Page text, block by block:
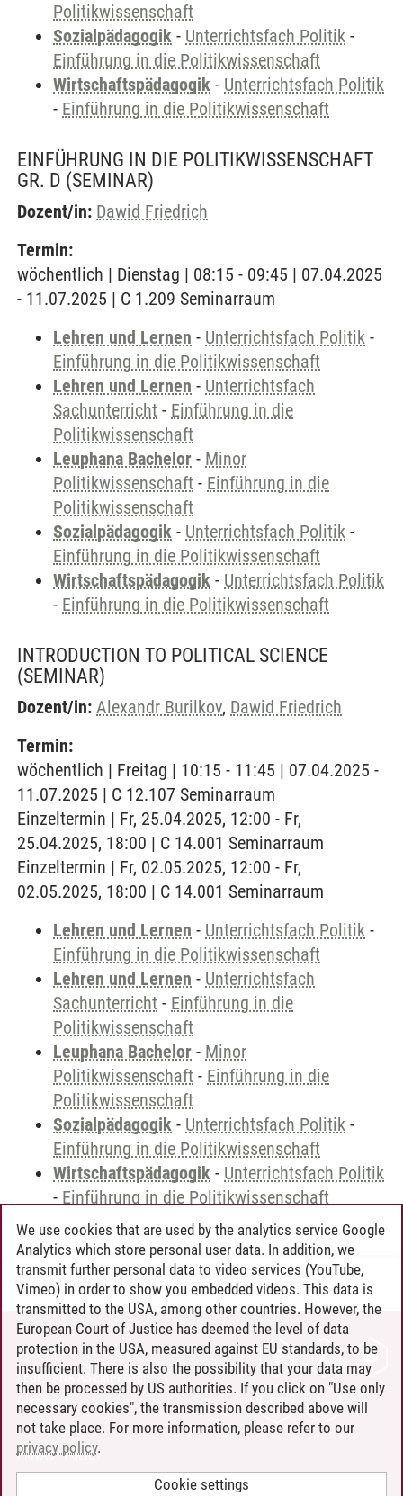
Politikwissenschaft
Sozialpädagogik - Unterrichtsfach Politik -
Einführung in die Politikwissenschaft
Wirtschaftspädagogik - Unterrichtsfach Politik
- Einführung in die Politikwissenschaft
EINFÜHRUNG IN DIE POLITIKWISSENSCHAFT
GR. D (SEMINAR)
Dozent/in: Dawid Friedrich
Termin:
wöchentlich | Dienstag | 08:15 - 09:45 | 07.04.2025
- 11.07.2025 | C 1.209 Seminarraum
Lehren und Lernen - Unterrichtsfach Politik -
Einführung in die Politikwissenschaft
Lehren und Lernen - Unterrichtsfach
Sachunterricht - Einführung in die
Politikwissenschaft
Leuphana Bachelor - Minor
Politikwissenschaft - Einführung in die
Politikwissenschaft
Sozialpädagogik - Unterrichtsfach Politik -
Einführung in die Politikwissenschaft
Wirtschaftspädagogik - Unterrichtsfach Politik
- Einführung in die Politikwissenschaft
INTRODUCTION TO POLITICAL SCIENCE
(SEMINAR)
Dozent/in: Alexandr Burilkov, Dawid Friedrich
Termin:
wöchentlich | Freitag | 10:15 - 11:45 | 07.04.2025 -
11.07.2025 | C 12.107 Seminarraum
Einzeltermin | Fr, 25.04.2025, 12:00 - Fr,
25.04.2025, 18:00 | C 14.001 Seminarraum
Einzeltermin | Fr, 02.05.2025, 12:00 - Fr,
02.05.2025, 18:00 | C 14.001 Seminarraum
Lehren und Lernen - Unterrichtsfach Politik -
Einführung in die Politikwissenschaft
Lehren und Lernen - Unterrichtsfach
Sachunterricht - Einführung in die
Politikwissenschaft
Leuphana Bachelor - Minor
Politikwissenschaft - Einführung in die
Politikwissenschaft
Sozialpädagogik - Unterrichtsfach Politik -
Einführung in die Politikwissenschaft
Wirtschaftspädagogik - Unterrichtsfach Politik
- Einführung in die Politikwissenschaft
Andreea Tribel 30.06.2024
CONTACT
LEUPHANA AS EMPLOYER
INTRANET
SITE NOTICE
PRIVACY POLICY
We use cookies that are used by the analytics service Google
Analytics which store personal user data. In addition, we
transmit further personal data to video services (YouTube,
Vimeo) in order to show you embedded videos. This data is
transmitted to the USA, among other countries. However, the
European Court of Justice has deemed the level of data
protection in the USA, measured against EU standards, to be
insufficient. There is also the possibility that your data may
then be processed by US authorities. If you click on "Use only
necessary cookies", the transmission described above will
not take place. For more information, please refer to our
privacy policy.
Cookie settings